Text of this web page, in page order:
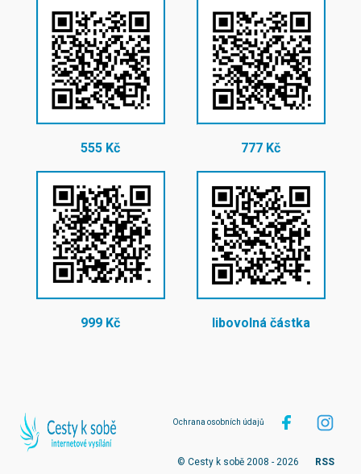
555 Kč 777 Kč
999 Kč libovolná částka
Ochrana osobních údajů
© Cesty k sobě 2008 - 2026 RSS